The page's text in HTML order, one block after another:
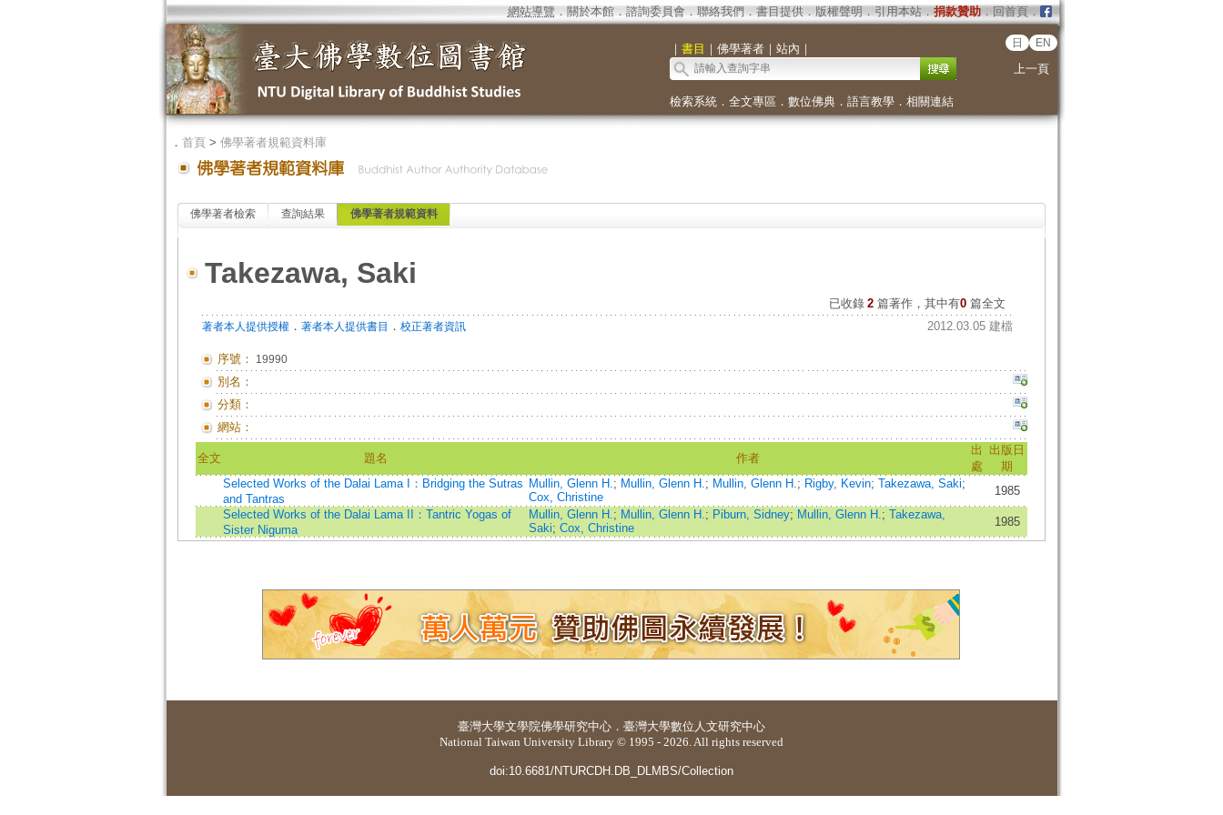
網站導覽 ． 關於本館． 諮詢委員會． 聯絡我們 ． 書目提供． 版權聲明 ． 引用本站． 捐款贊助．回首頁．
｜ 書目 ｜ 佛學著者｜ 站內 ｜ 日 EN
上一頁
檢索系統． 全文專區 ． 數位佛典． 語言教學． 相關連結
． 首頁> 佛學著者規範資料庫
佛學著者檢索 查詢結果 佛學著者規範資料
Takezawa, Saki
已收錄 2 篇著作，其中有0篇全文
著者本人提供授權． 著者本人提供書目 ． 校正著者資訊 2012.03.05 建檔
序號： 19990
別名：
分類：
網站：
全文 題名 作者
出
處
出版日
期
Selected Works of the Dalai Lama I：Bridging the Sutras
and Tantras
Mullin, Glenn H.; Mullin, Glenn H.; Mullin, Glenn H.; Rigby, Kevin; Takezawa, Saki;
Cox, Christine
1985
Selected Works of the Dalai Lama II：Tantric Yogas of
Sister Niguma
Mullin, Glenn H.; Mullin, Glenn H.; Piburn, Sidney; Mullin, Glenn H.; Takezawa,
Saki; Cox, Christine 1985
臺灣大學文學院佛學研究中心 ． 臺灣大學數位人文研究中心
National Taiwan University Library © 1995 - 2026. All rights reserved
doi:10.6681/NTURCDH.DB_DLMBS/Collection